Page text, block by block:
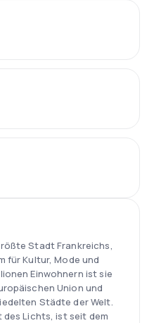
Stadt Frankreichs,
für Kultur, Mode und
Einwohnern ist sie
Union und
Städte der Welt.
Lichts, ist seit dem